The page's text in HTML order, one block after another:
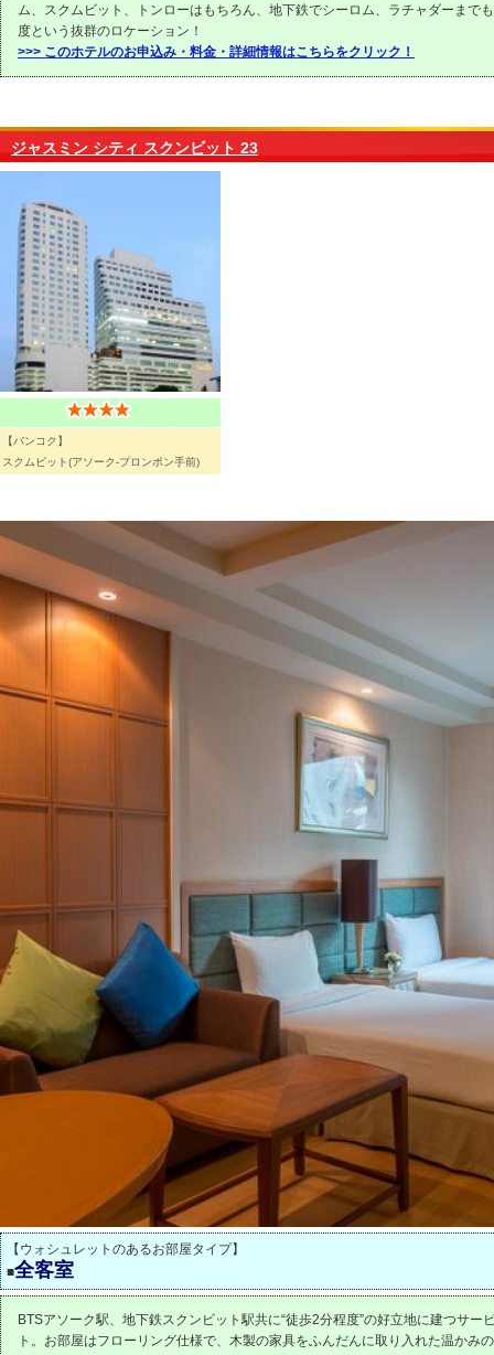
ム、スクムビット、トンローはもちろん、地下鉄でシーロム、ラチャダーまで
度という抜群のロケーション！
>>> このホテルのお申込み・料金・詳細情報はこちらをクリック！
ジャスミン シティ スクンビット 23
【バンコク】
スクムビット(アソーク-プロンポン手前)
【ウォシュレットのあるお部屋タイプ】
■全客室
BTSアソーク駅、地下鉄スクンビット駅共に“徒歩2分程度”の好立地に建つサー
ト。お部屋はフローリング仕様で、木製の家具をふんだんに取り入れた温かみ